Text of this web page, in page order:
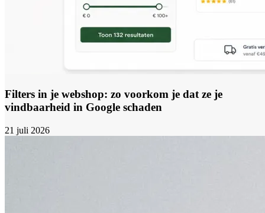
Filters in je webshop: zo voorkom je dat ze je
vindbaarheid in Google schaden
21 juli 2026